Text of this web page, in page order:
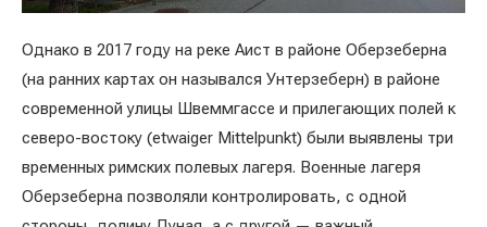
Однако в 2017 году на реке Аист в районе Оберзеберна
(на ранних картах он назывался Унтерзеберн) в районе
современной улицы Швеммгассе и прилегающих полей к
северо-востоку (etwaiger Mittelpunkt) были выявлены три
временных римских полевых лагеря. Военные лагеря
Оберзеберна позволяли контролировать, с одной